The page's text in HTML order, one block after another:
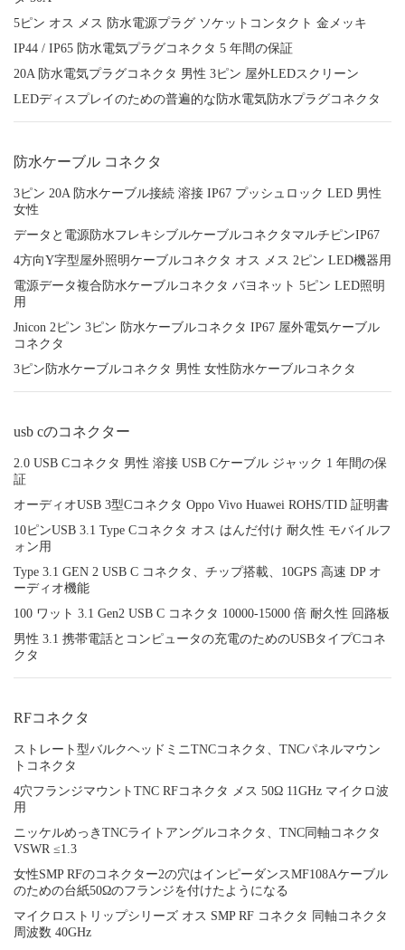
5ピン オス メス 防水電源プラグ ソケットコンタクト 金メッキ
IP44 / IP65 防水電気プラグコネクタ 5 年間の保証
20A 防水電気プラグコネクタ 男性 3ピン 屋外LEDスクリーン
LEDディスプレイのための普遍的な防水電気防水プラグコネクタ
防水ケーブル コネクタ
3ピン 20A 防水ケーブル接続 溶接 IP67 プッシュロック LED 男性
女性
データと電源防水フレキシブルケーブルコネクタマルチピンIP67
4方向Y字型屋外照明ケーブルコネクタ オス メス 2ピン LED機器用
電源データ複合防水ケーブルコネクタ バヨネット 5ピン LED照明
用
Jnicon 2ピン 3ピン 防水ケーブルコネクタ IP67 屋外電気ケーブル
コネクタ
3ピン防水ケーブルコネクタ 男性 女性防水ケーブルコネクタ
usb cのコネクター
2.0 USB Cコネクタ 男性 溶接 USB Cケーブル ジャック 1 年間の保
証
オーディオUSB 3型Cコネクタ Oppo Vivo Huawei ROHS/TID 証明書
10ピンUSB 3.1 Type Cコネクタ オス はんだ付け 耐久性 モバイルフ
ォン用
Type 3.1 GEN 2 USB C コネクタ、チップ搭載、10GPS 高速 DP オ
ーディオ機能
100 ワット 3.1 Gen2 USB C コネクタ 10000-15000 倍 耐久性 回路板
男性 3.1 携帯電話とコンピュータの充電のためのUSBタイプCコネ
クタ
RFコネクタ
ストレート型バルクヘッドミニTNCコネクタ、TNCパネルマウン
トコネクタ
4穴フランジマウントTNC RFコネクタ メス 50Ω 11GHz マイクロ波
用
ニッケルめっきTNCライトアングルコネクタ、TNC同軸コネクタ
VSWR ≤1.3
女性SMP RFのコネクター2の穴はインピーダンスMF108Aケーブル
のための台紙50Ωのフランジを付けたようになる
マイクロストリップシリーズ オス SMP RF コネクタ 同軸コネクタ
周波数 40GHz